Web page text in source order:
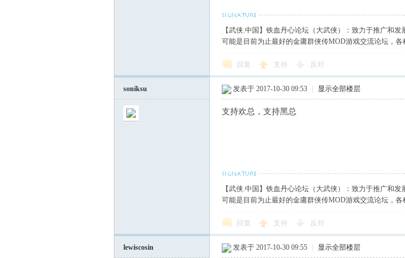
【武侠.中国】铁血丹心论坛（大武侠）：致力于推广和
可能是目前为止最好的金庸群侠传MOD游戏交流论坛，
回复 支持 反对
soniksu 发表于 2017-10-30 09:53 显示全部楼层
支持欢总，支持黑总
【武侠.中国】铁血丹心论坛（大武侠）：致力于推广和
可能是目前为止最好的金庸群侠传MOD游戏交流论坛，
回复 支持 反对
lewiscosin 发表于 2017-10-30 09:55 显示全部楼层